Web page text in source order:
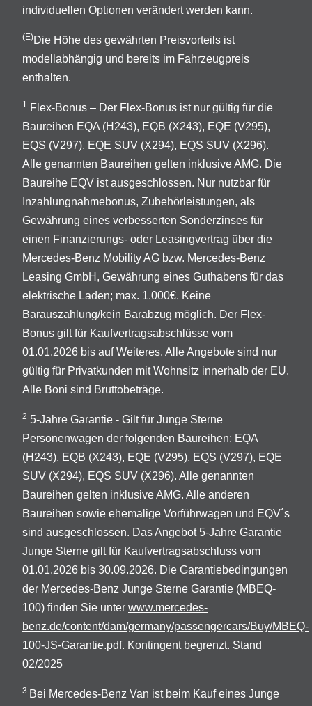
individuellen Optionen verändert werden kann.
(E)Die Höhe des gewährten Preisvorteils ist
modellabhängig und bereits im Fahrzeugpreis
enthalten.
1 Flex-Bonus – Der Flex-Bonus ist nur gültig für die
Baureihen EQA (H243), EQB (X243), EQE (V295),
EQS (V297), EQE SUV (X294), EQS SUV (X296).
Alle genannten Baureihen gelten inklusive AMG. Die
Baureihe EQV ist ausgeschlossen. Nur nutzbar für
Inzahlungnahmebonus, Zubehörleistungen, als
Gewährung eines verbesserten Sonderzinses für
einen Finanzierungs- oder Leasingvertrag über die
Mercedes-Benz Mobility AG bzw. Mercedes-Benz
Leasing GmbH, Gewährung eines Guthabens für das
elektrische Laden; max. 1.000€. Keine
Barauszahlung/kein Barabzug möglich. Der Flex-
Bonus gilt für Kaufvertragsabschlüsse vom
01.01.2026 bis auf Weiteres. Alle Angebote sind nur
gültig für Privatkunden mit Wohnsitz innerhalb der EU.
Alle Boni sind Bruttobeträge.
2 5-Jahre Garantie - Gilt für Junge Sterne
Personenwagen der folgenden Baureihen: EQA
(H243), EQB (X243), EQE (V295), EQS (V297), EQE
SUV (X294), EQS SUV (X296). Alle genannten
Baureihen gelten inklusive AMG. Alle anderen
Baureihen sowie ehemalige Vorführwagen und EQV´s
sind ausgeschlossen. Das Angebot 5-Jahre Garantie
Junge Sterne gilt für Kaufvertragsabschluss vom
01.01.2026 bis 30.09.2026. Die Garantiebedingungen
der Mercedes-Benz Junge Sterne Garantie (MBEQ-
100) finden Sie unter www.mercedes-
benz.de/content/dam/germany/passengercars/Buy/MBEQ-
100-JS-Garantie.pdf. Kontingent begrenzt. Stand
02/2025
3 Bei Mercedes-Benz Van ist beim Kauf eines Junge